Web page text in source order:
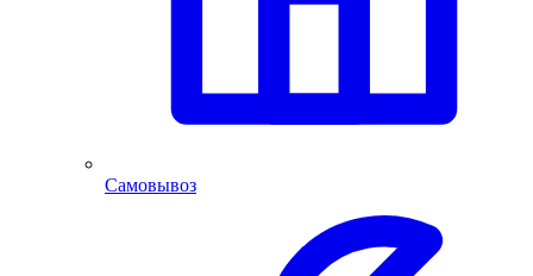
Самовывоз